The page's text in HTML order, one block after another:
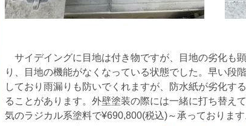
サイデイングに目地は付き物ですが、目地の劣化も
り、目地の機能がなくなっている状態でした。早い段
しており雨漏りも防いでくれますが、防水紙が劣化す
ることがあります。外壁塗装の際には一緒に打ち替えて
気のラジカル系塗料で¥690,800(税込)～承っております